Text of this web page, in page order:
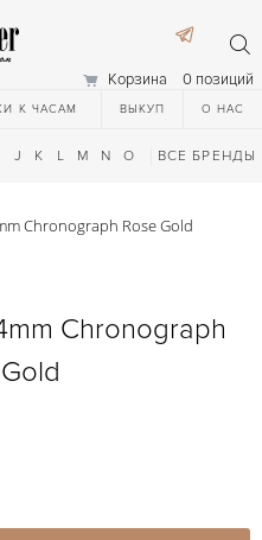
Корзина 0 позиций
К ЧАСАМ ВЫКУП О НАС
J K L M N O Q R S T
ВСЕ БРЕНДЫ
Chronograph Rose Gold
Chronograph